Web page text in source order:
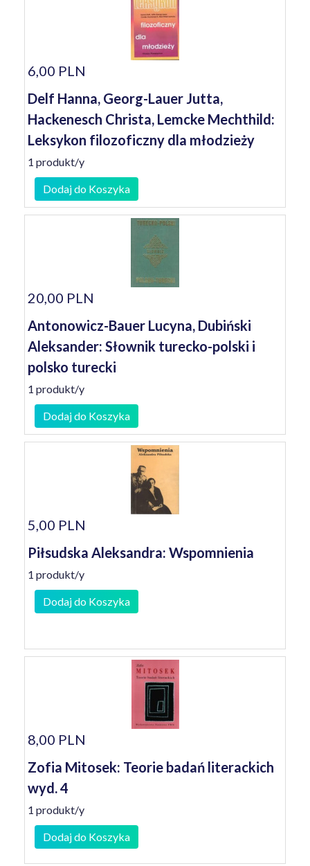
6,00 PLN
Delf Hanna, Georg-Lauer Jutta,
Hackenesch Christa, Lemcke Mechthild:
Leksykon filozoficzny dla młodzieży
1 produkt/y
Dodaj do Koszyka
20,00 PLN
Antonowicz-Bauer Lucyna, Dubiński
Aleksander: Słownik turecko-polski i
polsko turecki
1 produkt/y
Dodaj do Koszyka
5,00 PLN
Piłsudska Aleksandra: Wspomnienia
1 produkt/y
Dodaj do Koszyka
8,00 PLN
Zofia Mitosek: Teorie badań literackich
wyd. 4
1 produkt/y
Dodaj do Koszyka